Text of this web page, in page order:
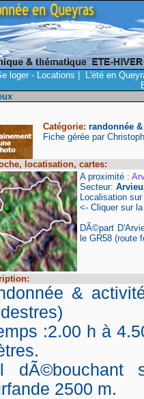
loger - Locations
L'été en
Catégorie: randonnée
Fiche gérée par
locatisation, cartes:
A proximité :
Secteur:
Localisation sur
<- Cliquer sur
DÃ©part
le GR58 (route
&
:2.00 h à
dÃ©bouchant
2500 m.